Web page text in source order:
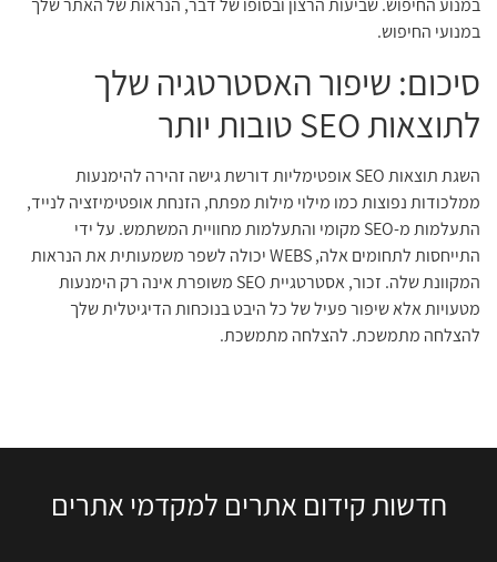
במנועי החיפוש.
סיכום: שיפור האסטרטגיה שלך
לתוצאות SEO טובות יותר
השגת תוצאות SEO אופטימליות דורשת גישה זהירה להימנעות
ממלכודות נפוצות כמו מילוי מילות מפתח, הזנחת אופטימיזציה לנייד,
התעלמות מ-SEO מקומי והתעלמות מחוויית המשתמש. על ידי
התייחסות לתחומים אלה, WEBS יכולה לשפר משמעותית את הנראות
המקוונת שלה. זכור, אסטרטגיית SEO משופרת אינה רק הימנעות
מטעויות אלא שיפור פעיל של כל היבט בנוכחות הדיגיטלית שלך
להצלחה מתמשכת. להצלחה מתמשכת.
חדשות קידום אתרים למקדמי אתרים